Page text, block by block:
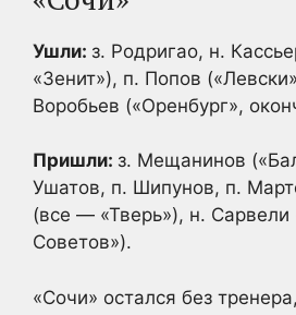
Ушли: з. Родригао, н.
«Зенит»), п. Попов
Воробьев («Оренбург»,
Пришли: з. Мещанинов
Ушатов, п. Шипунов, п.
(все — «Тверь»), н. Сарвели
Советов»).
«Сочи» остался без